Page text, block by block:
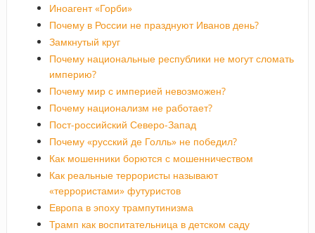
Иноагент «Горби»
Почему в России не празднуют Иванов день?
Замкнутый круг
Почему национальные республики не могут сломать
империю?
Почему мир с империей невозможен?
Почему национализм не работает?
Пост-российский Северо-Запад
Почему «русский де Голль» не победил?
Как мошенники борются с мошенничеством
Как реальные террористы называют
«террористами» футуристов
Европа в эпоху трампутинизма
Трамп как воспитательница в детском саду